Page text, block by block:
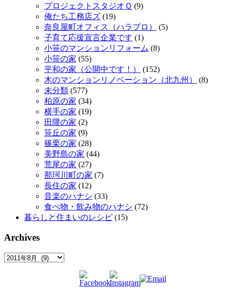
プロジェクトスタジオＱ (9)
俺たち工務店ズ (19)
奈良屋町オフィス（ハラプロ）
(5)
子育て応援宣言企業です (1)
小笹のマンションリフォーム (8)
小笹の家 (55)
平和の家（公開中です！）
(152)
木のマンションリノベーション（北九州）
(8)
未分類 (577)
柏原の家 (34)
横手の家 (19)
田隈の家 (2)
笹丘の家 (9)
篠栗の家 (28)
美野島の家 (44)
荒尾の家 (27)
那珂川町の家 (7)
長住の家 (12)
音楽のハナシ (33)
食べ物・飲み物のハナシ (72)
暮らしと住まいのレシピ (15)
Archives
Archives